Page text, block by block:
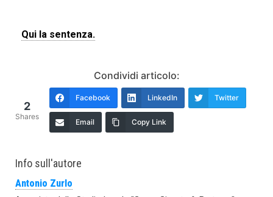
Qui la sentenza.
Condividi articolo:
2
Shares
Facebook LinkedIn Twitter
Email Copy Link
Info sull'autore
Antonio Zurlo